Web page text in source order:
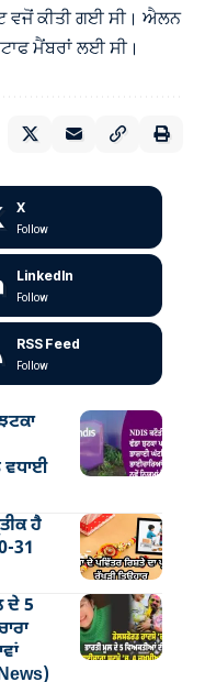
ਵਜੋਂ ਕੀਤੀ ਗਈ ਸੀ। ਐਲਨ
ਮੈਂਬਰਾਂ ਲਈ ਸੀ।
X
Follow
LinkedIn
Follow
RSS Feed
Follow
ਵਧਾਈ
ਹੈ
31
ਦੇ 5